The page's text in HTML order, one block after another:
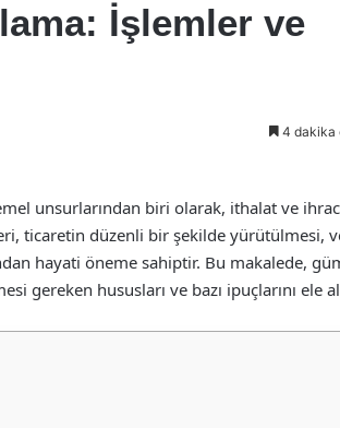
İşlemler ve
4 dakika
unsurlarından biri olarak, ithalat ve
ticaretin düzenli bir şekilde yürütülmesi,
hayati öneme sahiptir. Bu makalede,
gereken hususları ve bazı ipuçlarını ele